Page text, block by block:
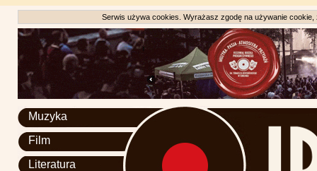
Serwis używa cookies. Wyrażasz zgodę na używanie
Muzyka
Film
Literatura